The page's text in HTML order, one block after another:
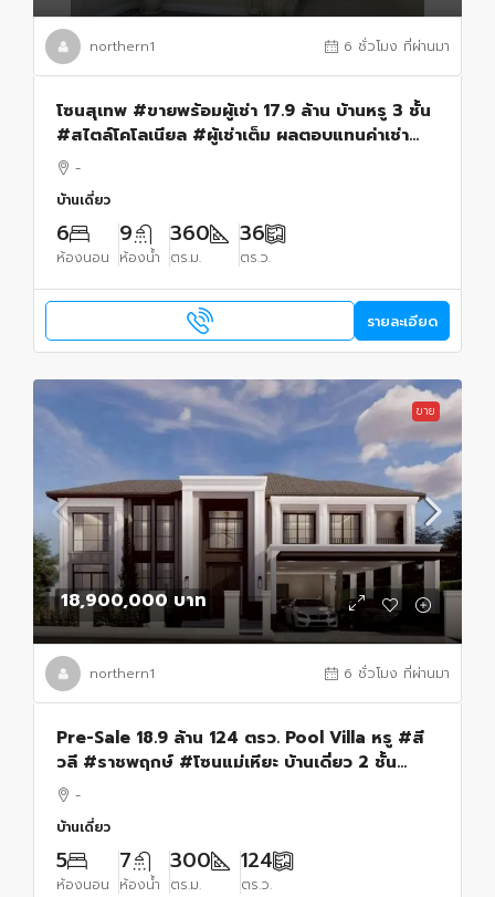
northern1 6 ชั่วโมง ที่ผ่านมา
โซนสุเทพ #ขายพร้อมผู้เช่า 17.9 ล้าน บ้านหรู 3 ชั้น
#สไตล์โคโลเนียล #ผู้เช่าเต็ม ผลตอบแทนค่าเช่า
8.4% ต่อปี
-
บ้านเดี่ยว
6
ห้องนอน
9
ห้องน้ำ
360
ตร.ม.
36
ตร.ว.
รายละเอียด
ขาย
18,900,000 บาท
northern1 6 ชั่วโมง ที่ผ่านมา
Pre-Sale 18.9 ล้าน 124 ตรว. Pool Villa หรู #สี
วลี #ราชพฤกษ์ #โซนแม่เหียะ บ้านเดี่ยว 2 ชั้น
ดีไซน์ครบ ฟังก์ชันจัดเต็ม เหมาะสำหรับครอบครัว
-
บ้านเดี่ยว
5
ห้องนอน
7
ห้องน้ำ
300
ตร.ม.
124
ตร.ว.